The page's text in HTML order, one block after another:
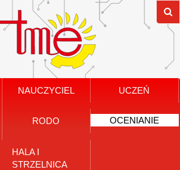
NAUCZYCIEL UCZEŃ
RODO OCENIANIE
HALA I
STRZELNICA